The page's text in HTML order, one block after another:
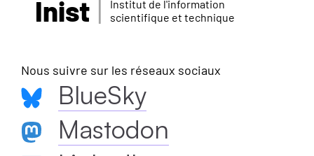
Inist
Institut de l'information
scientifique et technique
Nous suivre sur les réseaux sociaux
BlueSky
Mastodon